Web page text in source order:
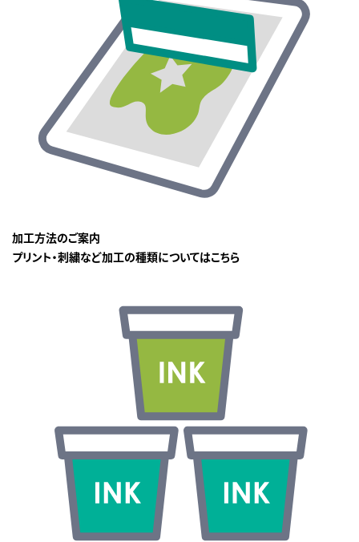
加工方法のご案内
プリント・刺繍など加工の種類についてはこちら